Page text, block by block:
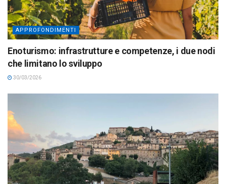
APPROFONDIMENTI
Enoturismo: infrastrutture e competenze, i due nodi
che limitano lo sviluppo
30/03/2026